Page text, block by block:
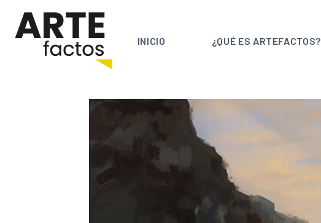
contenido
INICIO ¿QUÉ ES ARTEFACTOS?